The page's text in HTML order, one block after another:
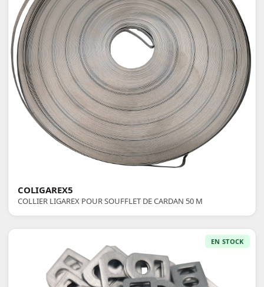
COLIGAREX5
COLLIER LIGAREX POUR SOUFFLET DE CARDAN 50 M
EN STOCK